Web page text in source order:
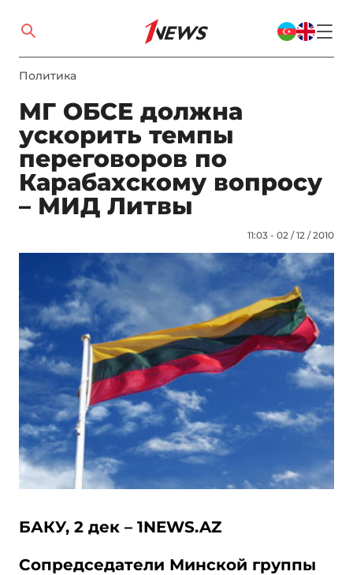
Политика
МГ ОБСЕ должна
ускорить темпы
переговоров по
Карабахскому вопросу
– МИД Литвы
11:03 - 02 / 12 / 2010
БАКУ, 2 дек – 1NEWS.AZ
Сопредседатели Минской группы